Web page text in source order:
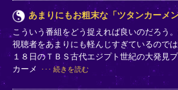
あまりにもお粗末な「ツタンカーメ
こういう番組をどう捉えれば良いのだろう
視聴者をあまりにも軽んじすぎているので
１８日のＴＢＳ古代エジプト世紀の大発見
カーメ
続きを読む